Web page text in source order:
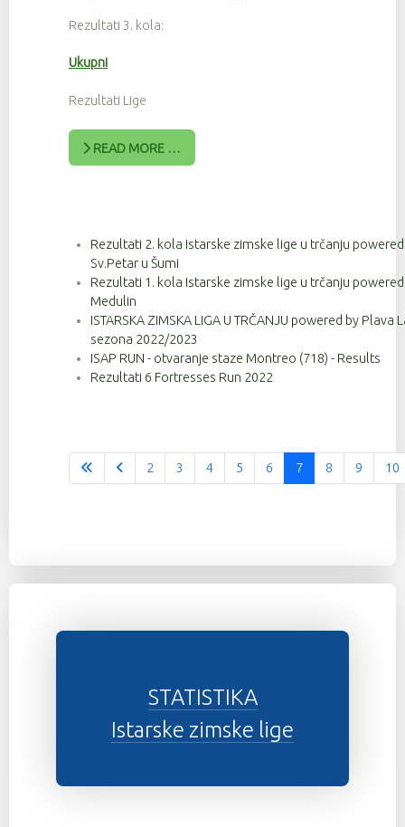
Rezultati 3. kola:
Ukupni
Rezultati Lige
READ MORE …
Rezultati 2. kola Istarske zimske lige u trčanju
Sv.Petar u Šumi
Rezultati 1. kola Istarske zimske lige u trčanju
Medulin
ISTARSKA ZIMSKA LIGA U TRČANJU powered by Plava
sezona 2022/2023
ISAP RUN - otvaranje staze Montreo (718) - Results
Rezultati 6 Fortresses Run 2022
2 3 4 5 6 7 8 9 10
STATISTIKA
Istarske zimske lige